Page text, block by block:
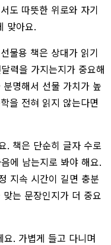
도 따뜻한 위로와 자기
맞아요.
물용 책은 상대가 읽기
력을 가지는지가 중요해
명해서 선물 가치가 높
을 전혀 읽지 않는다면
. 책은 단순히 글자 수로
에 남는지로 봐야 해요.
지속 시간이 길면 충분
는 문장인지가 더 중요
요. 가볍게 들고 다니며